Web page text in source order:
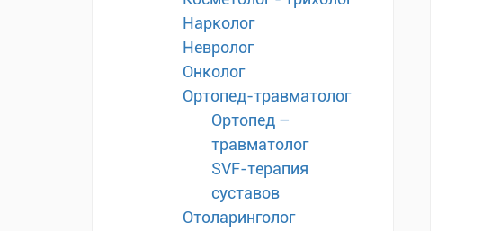
Нарколог
Невролог
Онколог
Ортопед-травматолог
Ортопед –
травматолог
SVF-терапия
суставов
Отоларинголог